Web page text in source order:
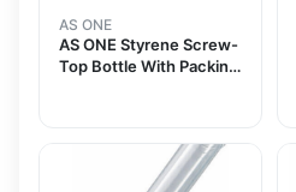
AS ONE
AS ONE Styrene Screw-
Top Bottle With Packing